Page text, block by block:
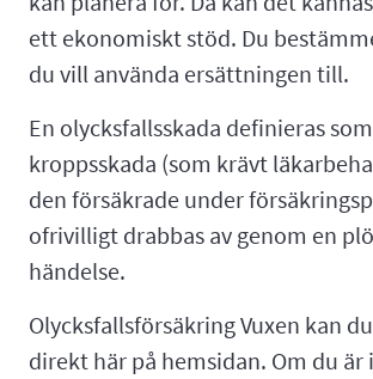
ett ekonomiskt stöd. Du
du vill använda ersättningen till.
En olycksfallsskada definieras
kroppsskada (som krävt
den försäkrade under
ofrivilligt drabbas av genom en
händelse.
Olycksfallsförsäkring Vuxen kan
direkt här på hemsidan. Om du är